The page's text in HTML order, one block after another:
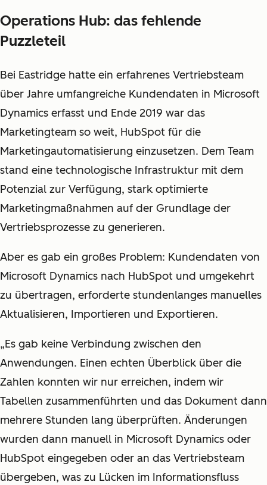
Operations Hub: das fehlende
Puzzleteil
Bei Eastridge hatte ein erfahrenes Vertriebsteam
über Jahre umfangreiche Kundendaten in Microsoft
Dynamics erfasst und Ende 2019 war das
Marketingteam so weit, HubSpot für die
Marketingautomatisierung einzusetzen. Dem Team
stand eine technologische Infrastruktur mit dem
Potenzial zur Verfügung, stark optimierte
Marketingmaßnahmen auf der Grundlage der
Vertriebsprozesse zu generieren.
Aber es gab ein großes Problem: Kundendaten von
Microsoft Dynamics nach HubSpot und umgekehrt
zu übertragen, erforderte stundenlanges manuelles
Aktualisieren, Importieren und Exportieren.
„Es gab keine Verbindung zwischen den
Anwendungen. Einen echten Überblick über die
Zahlen konnten wir nur erreichen, indem wir
Tabellen zusammenführten und das Dokument dann
mehrere Stunden lang überprüften. Änderungen
wurden dann manuell in Microsoft Dynamics oder
HubSpot eingegeben oder an das Vertriebsteam
übergeben, was zu Lücken im Informationsfluss